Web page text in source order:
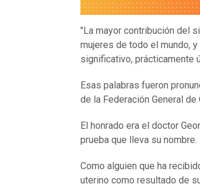
"La mayor contribución del
mujeres de todo el mundo,
significativo, prácticamente
Esas palabras fueron
de la Federación General
El honrado era el doctor
prueba que lleva su nombre.
Como alguien que ha
uterino como resultado de